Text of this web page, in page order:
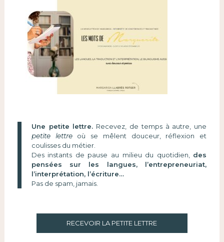
Une petite lettre. Recevez, de temps à autre, une
petite lettreoù se mêlent douceur, réflexion et
coulisses du métier.
Des instants de pause au milieu du quotidien, des
pensées sur les langues, l’entrepreneuriat,
l’interprétation, l’écriture…
Pas de spam, jamais.
RECEVOIR LA PETITE LETTRE